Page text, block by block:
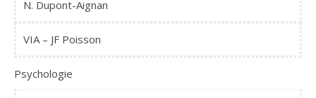
N. Dupont-Aignan
VIA – JF Poisson
Psychologie